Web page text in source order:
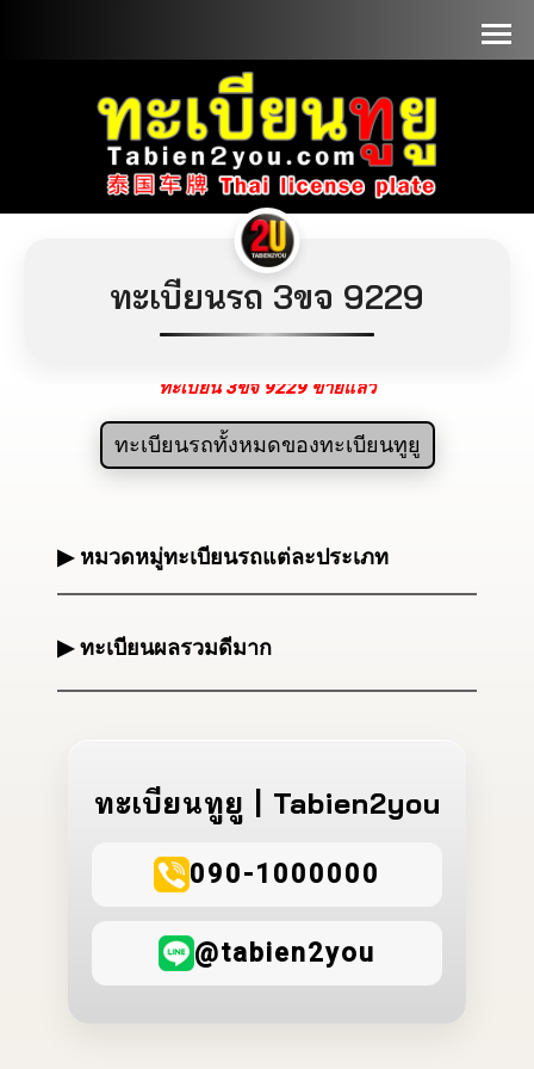
ทะเบียนรถ 3ขจ 9229
ทะเบียน 3ขจ 9229 ขายแล้ว
▶ หมวดหมู่ทะเบียนรถแต่ละประเภท
▶ ทะเบียนผลรวมดีมาก
ทะเบียนทูยู | Tabien2you
090-1000000
@tabien2you